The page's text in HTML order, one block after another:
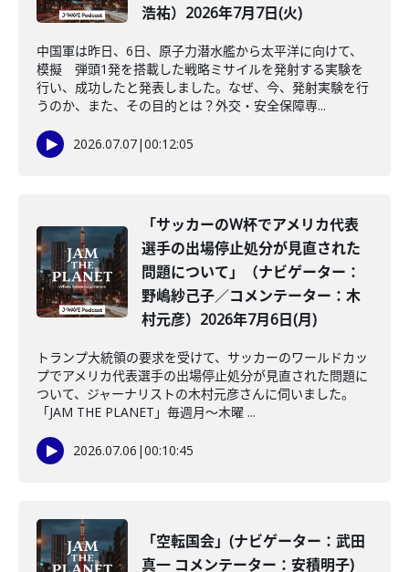
浩祐）2026年7月7日(火)
中国軍は昨日、6日、原子力潜水艦から太平洋に向けて、
模擬 弾頭1発を搭載した戦略ミサイルを発射する実験を
行い、成功したと発表しました。なぜ、今、発射実験を行
うのか、また、その目的とは？外交・安全保障専...
2026.07.07|00:12:05
「サッカーのW杯でアメリカ代表
選手の出場停止処分が見直された
問題について」（ナビゲーター：
野嶋紗己子／コメンテーター：木
村元彦）2026年7月6日(月)
トランプ大統領の要求を受けて、サッカーのワールドカッ
プでアメリカ代表選手の出場停止処分が見直された問題に
ついて、ジャーナリストの木村元彦さんに伺いました。
「JAM THE PLANET」毎週月～木曜 ...
2026.07.06 |00:10:45
「空転国会」(ナビゲーター：武田
真一 コメンテーター：安積明子)